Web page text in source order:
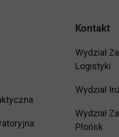
Kontakt
Wydział
Logistyki
Wydział
Wydział
Płońsk